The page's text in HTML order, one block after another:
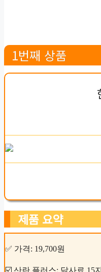
1번째 상품
제품 요약
✅ 가격: 19,700원